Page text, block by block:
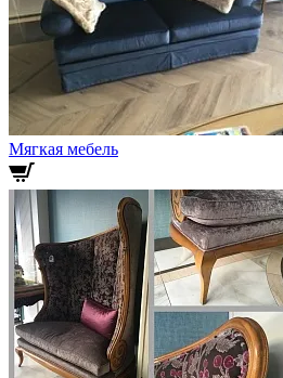
Мягкая мебель